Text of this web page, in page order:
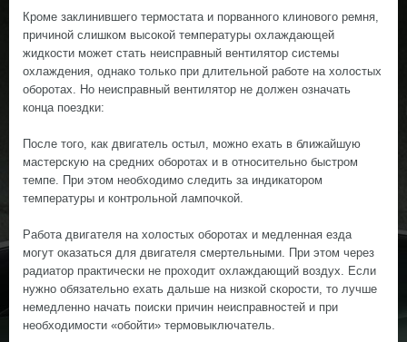
Кроме заклинившего термостата и порванного клинового ремня,
причиной слишком высокой температуры охлаждающей
жидкости может стать неисправный вентилятор системы
охлаждения, однако только при длительной работе на холостых
оборотах. Но неисправный вентилятор не должен означать
конца поездки:
После того, как двигатель остыл, можно ехать в ближайшую
мастерскую на средних оборотах и в относительно быстром
темпе. При этом необходимо следить за индикатором
температуры и контрольной лампочкой.
Работа двигателя на холостых оборотах и медленная езда
могут оказаться для двигателя смертельными. При этом через
радиатор практически не проходит охлаждающий воздух. Если
нужно обязательно ехать дальше на низкой скорости, то лучше
немедленно начать поиски причин неисправностей и при
необходимости «обойти» термовыключатель.